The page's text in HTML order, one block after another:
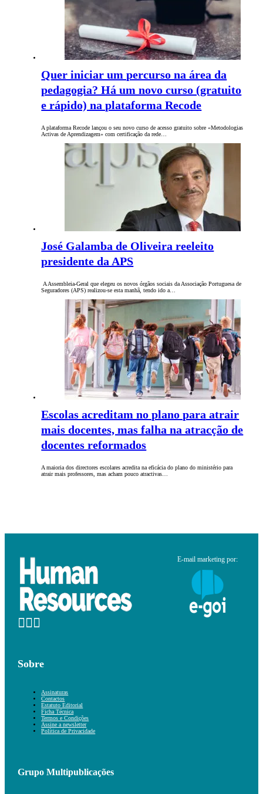
Quer iniciar um percurso na área da
pedagogia? Há um novo curso (gratuito
e rápido) na plataforma Recode
A plataforma Recode lançou o seu novo curso de acesso gratuito sobre «Metodologias
Activas de Aprendizagem» com certificação da rede…
José Galamba de Oliveira reeleito
presidente da APS
A Assembleia-Geral que elegeu os novos órgãos sociais da Associação Portuguesa de
Seguradores (APS) realizou-se esta manhã, tendo ido a…
Escolas acreditam no plano para atrair
mais docentes, mas falha na atracção de
docentes reformados
A maioria dos directores escolares acredita na eficácia do plano do ministério para
atrair mais professores, mas acham pouco atractivas…
E-mail marketing por:
Sobre
Assinaturas
Contactos
Estatuto Editorial
Ficha Técnica
Termos e Condições
Assine a newsletter
Política de Privacidade
Grupo Multipublicações